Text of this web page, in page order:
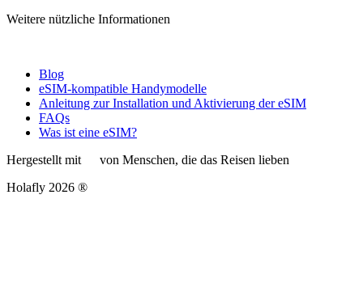
Weitere nützliche Informationen
Blog
eSIM-kompatible Handymodelle
Anleitung zur Installation und Aktivierung der eSIM
FAQs
Was ist eine eSIM?
Hergestellt mit
von Menschen, die das Reisen lieben
Holafly 2026 ®